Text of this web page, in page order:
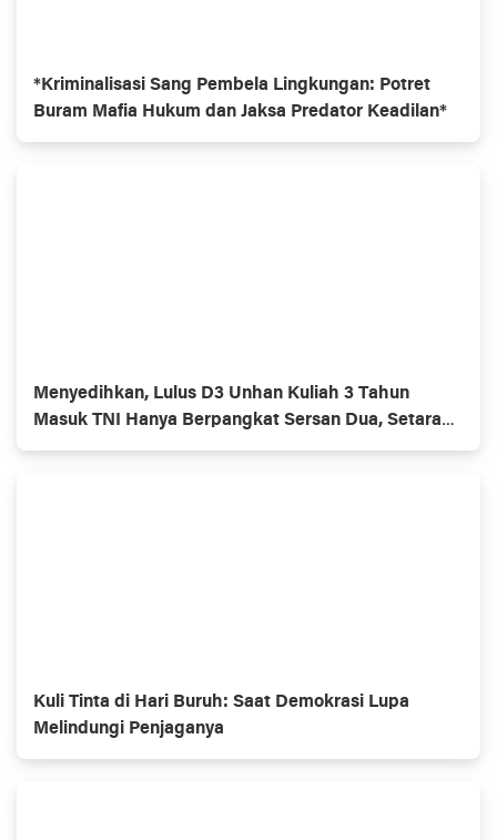
*Kriminalisasi Sang Pembela Lingkungan: Potret
Buram Mafia Hukum dan Jaksa Predator Keadilan*
Menyedihkan, Lulus D3 Unhan Kuliah 3 Tahun
Masuk TNI Hanya Berpangkat Sersan Dua, Setara
Lulusan SMU.
Kuli Tinta di Hari Buruh: Saat Demokrasi Lupa
Melindungi Penjaganya